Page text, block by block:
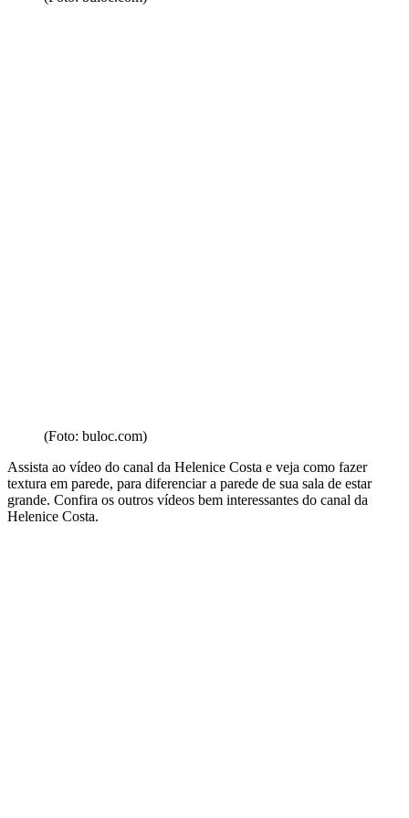
(Foto: buloc.com)
Assista ao vídeo do canal da Helenice Costa e veja como fazer
textura em parede, para diferenciar a parede de sua sala de estar
grande. Confira os outros vídeos bem interessantes do canal da
Helenice Costa.